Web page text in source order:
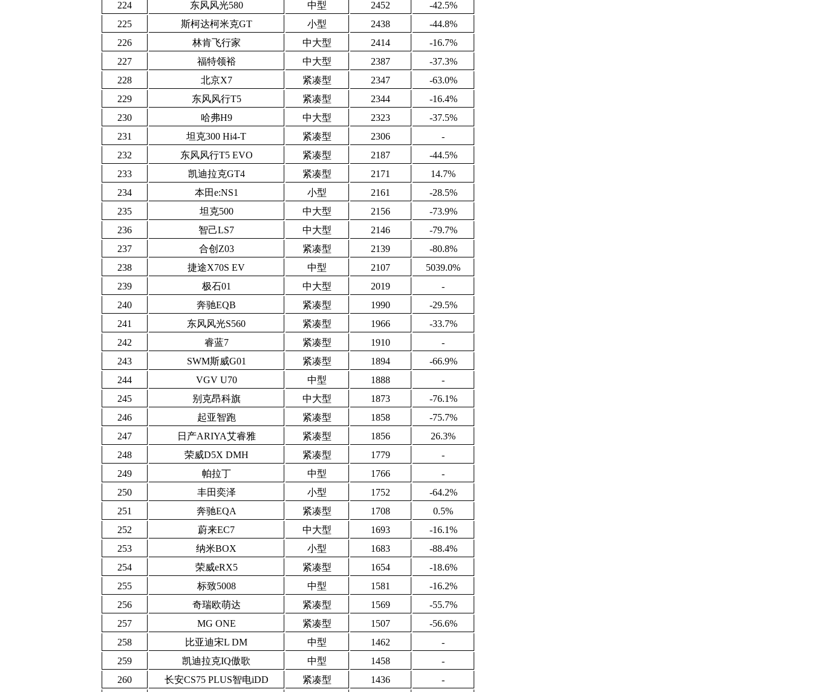
224
东风风光580 中型 2452
-42.5%
225
斯柯达柯米克GT 小型 2438
-44.8%
226
林肯飞行家 中大型 2414
-16.7%
227
福特领裕 中大型 2387
-37.3%
228
北京X7 紧凑型 2347
-63.0%
229
东风风行T5 紧凑型 2344
-16.4%
230
哈弗H9 中大型 2323
-37.5%
231
坦克300 Hi4-T 紧凑型 2306
-
232
东风风行T5 EVO 紧凑型 2187
-44.5%
233
凯迪拉克GT4 紧凑型 2171
14.7%
234
本田e:NS1 小型 2161
-28.5%
235
坦克500 中大型 2156
-73.9%
236
智己LS7 中大型 2146
-79.7%
237
合创Z03 紧凑型 2139
-80.8%
238
捷途X70S EV 中型 2107
5039.0%
239
极石01 中大型 2019
-
240
奔驰EQB 紧凑型 1990
-29.5%
241
东风风光S560 紧凑型 1966
-33.7%
242
睿蓝7 紧凑型 1910
-
243
SWM斯威G01 紧凑型 1894
-66.9%
244
VGV U70 中型 1888
-
245
别克昂科旗 中大型 1873
-76.1%
246
起亚智跑 紧凑型 1858
-75.7%
247
日产ARIYA艾睿雅 紧凑型 1856
26.3%
248
荣威D5X DMH 紧凑型 1779
-
249
帕拉丁 中型 1766
-
250
丰田奕泽 小型 1752
-64.2%
251
奔驰EQA 紧凑型 1708
0.5%
252
蔚来EC7 中大型 1693
-16.1%
253
纳米BOX 小型 1683
-88.4%
254
荣威eRX5 紧凑型 1654
-18.6%
255
标致5008 中型 1581
-16.2%
256
奇瑞欧萌达 紧凑型 1569
-55.7%
257
MG ONE 紧凑型 1507
-56.6%
258
比亚迪宋L DM 中型 1462
-
259
凯迪拉克IQ傲歌 中型 1458
-
260
长安CS75 PLUS智电iDD 紧凑型 1436
-